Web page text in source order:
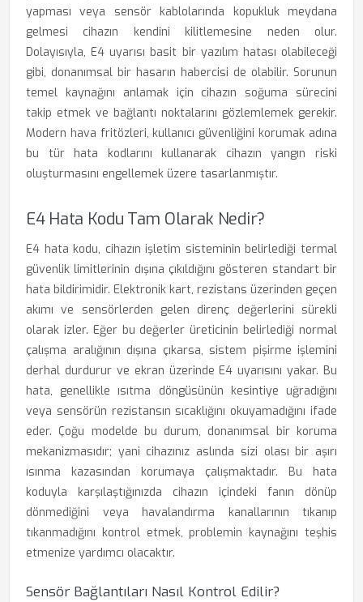
yapması veya sensör kablolarında kopukluk meydana
gelmesi cihazın kendini kilitlemesine neden olur.
Dolayısıyla, E4 uyarısı basit bir yazılım hatası olabileceği
gibi, donanımsal bir hasarın habercisi de olabilir. Sorunun
temel kaynağını anlamak için cihazın soğuma sürecini
takip etmek ve bağlantı noktalarını gözlemlemek gerekir.
Modern hava fritözleri, kullanıcı güvenliğini korumak adına
bu tür hata kodlarını kullanarak cihazın yangın riski
oluşturmasını engellemek üzere tasarlanmıştır.
E4 Hata Kodu Tam Olarak Nedir?
E4 hata kodu, cihazın işletim sisteminin belirlediği termal
güvenlik limitlerinin dışına çıkıldığını gösteren standart bir
hata bildirimidir. Elektronik kart, rezistans üzerinden geçen
akımı ve sensörlerden gelen direnç değerlerini sürekli
olarak izler. Eğer bu değerler üreticinin belirlediği normal
çalışma aralığının dışına çıkarsa, sistem pişirme işlemini
derhal durdurur ve ekran üzerinde E4 uyarısını yakar. Bu
hata, genellikle ısıtma döngüsünün kesintiye uğradığını
veya sensörün rezistansın sıcaklığını okuyamadığını ifade
eder. Çoğu modelde bu durum, donanımsal bir koruma
mekanizmasıdır; yani cihazınız aslında sizi olası bir aşırı
ısınma kazasından korumaya çalışmaktadır. Bu hata
koduyla karşılaştığınızda cihazın içindeki fanın dönüp
dönmediğini veya havalandırma kanallarının tıkanıp
tıkanmadığını kontrol etmek, problemin kaynağını teşhis
etmenize yardımcı olacaktır.
Sensör Bağlantıları Nasıl Kontrol Edilir?